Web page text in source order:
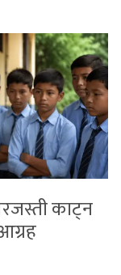
काट्न